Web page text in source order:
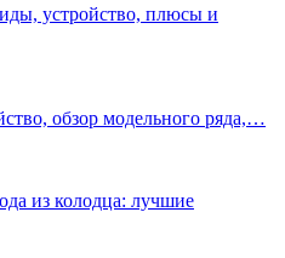
устройство, плюсы и
обзор модельного ряда,…
из колодца: лучшие